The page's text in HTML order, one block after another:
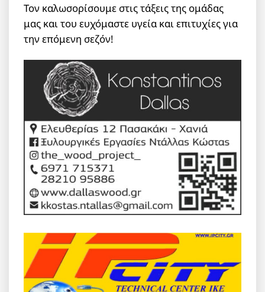
Τον καλωσορίσουμε στις τάξεις της ομάδας
μας και του ευχόμαστε υγεία και επιτυχίες για
την επόμενη σεζόν!